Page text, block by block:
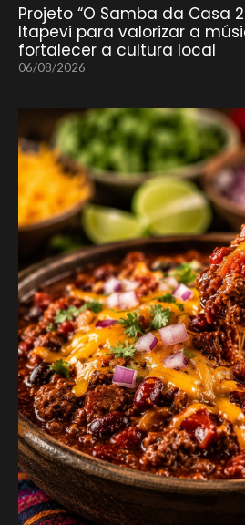
Projeto “O Samba da Casa
Itapevi para valorizar a
fortalecer a cultura local
06/08/2026